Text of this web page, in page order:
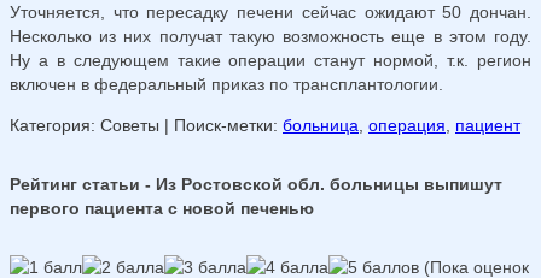
Уточняется, что пересадку печени сейчас ожидают 50 дончан.
Несколько из них получат такую возможность еще в этом году.
Ну а в следующем такие операции станут нормой, т.к. регион
включен в федеральный приказ по трансплантологии.
Категория: Советы | Поиск-метки: больница операция пациент
Рейтинг статьи - Из Ростовской обл. больницы выпишут
первого пациента с новой печенью
(Пока оценок